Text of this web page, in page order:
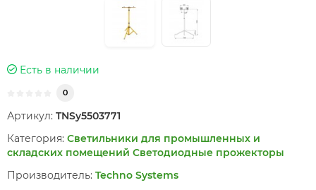
Есть в наличии
0
Артикул: TNSy5503771
Категория: Светильники для промышленных и
складских помещений Светодиодные прожекторы
Производитель: Techno Systems